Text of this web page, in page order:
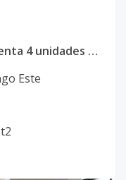
Edificio de apartamentos en venta 4 unidades disponibles
Este